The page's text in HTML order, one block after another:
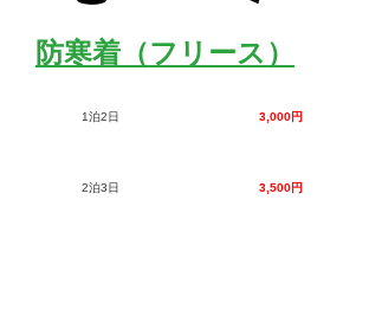
防寒着（フリース）
1泊2日 3,000円
2泊3日 3,500円